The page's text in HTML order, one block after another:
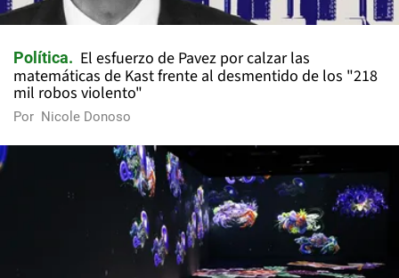
Política
El esfuerzo de Pavez por calzar las
matemáticas de Kast frente al desmentido de los "218
mil robos violento"
Por Nicole Donoso